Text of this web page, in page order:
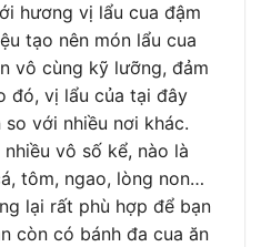
hương vị lẩu cua đậm
tạo nên món lẩu cua
vô cùng kỹ lưỡng, đảm
đó, vị lẩu của tại đây
với nhiều nơi khác.
vô số kể, nào là
tôm, ngao, lòng non…
lại rất phù hợp để bạn
còn có bánh đa cua ăn